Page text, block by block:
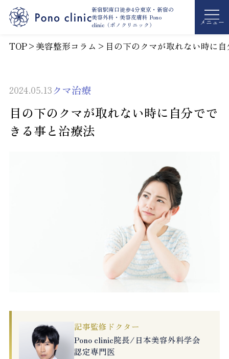
新宿駅南口徒歩4分東京・新宿の
美容外科・美容皮膚科 Pono
clinic（ポノクリニック）
メニュー
TOP> 美容整形コラム > 目の下のクマが取れない時に
2024.05.13クマ治療
目の下のクマが取れない時に自分でで
きる事と治療法
記事監修ドクター
Pono clinic院長/日本美容外科学会
認定専門医